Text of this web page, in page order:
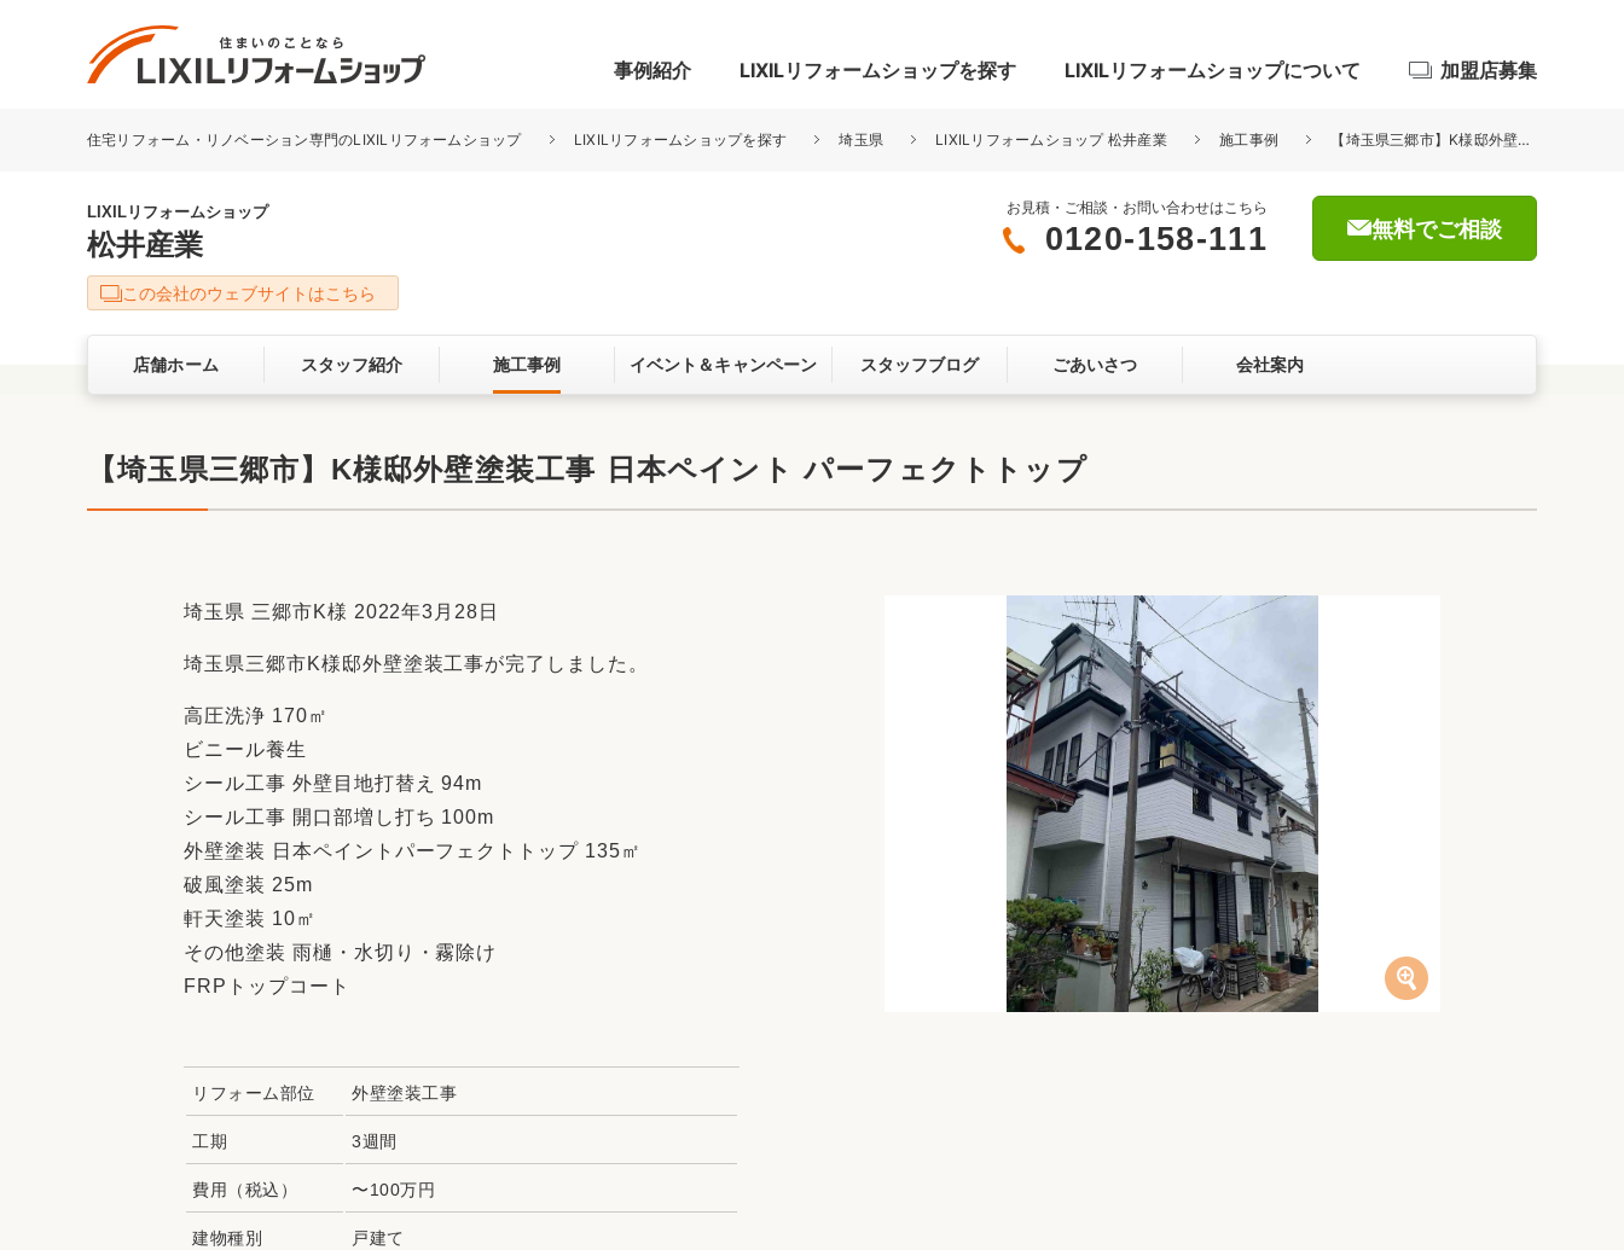
事例紹介
リフォーム事例を探す
キッチン
洗面化粧室 トイレ 玄関まわり 門まわり 屋根・外壁
ベランダ・バルコニー ガーデンスペース カースペース
お客さまの声 3Dシミュレーション
LIXILリフォームショップを探す LIXILリフォームショップについて
LIXILリフォームショップについて
サービス向上・品質改善の取り組み お客さま満足度アンケート
ここちいい暮らしをつくる、価値・性能向上
リフォームアクセル
中古物件探しから性能向上リフォームをワン
ストップ
加盟店募集
住宅リフォーム・リノベーション専門のLIXILリフォームショップ LIXILリフォームショップを探す 埼玉県 LIXILリフォームショップ 松井産業 施工事例 【埼玉県三郷市】K様邸外壁塗装工事 日本ペイント パーフェクトトップ
LIXILリフォームショップ
松井産業
お見積・ご相談・お問い合わせはこちら
0120-158-111 無料でご相談
この会社のウェブサイトはこちら
店舗ホーム スタッフ紹介 施工事例 イベント＆キャンペーン スタッフブログ ごあいさつ 会社案内
【埼玉県三郷市】K様邸外壁塗装工事 日本ペイント パーフェクトトップ
埼玉県 三郷市K様 2022年3月28日
埼玉県三郷市K様邸外壁塗装工事が完了しました。
高圧洗浄 170㎡
ビニール養生
シール工事 外壁目地打替え 94m
シール工事 開口部増し打ち 100m
外壁塗装 日本ペイントパーフェクトトップ 135㎡
破風塗装 25m
軒天塗装 10㎡
その他塗装 雨樋・水切り・霧除け
FRPトップコート
リフォーム部位 外壁塗装工事
工期 3週間
費用（税込） 〜100万円
建物種別 戸建て